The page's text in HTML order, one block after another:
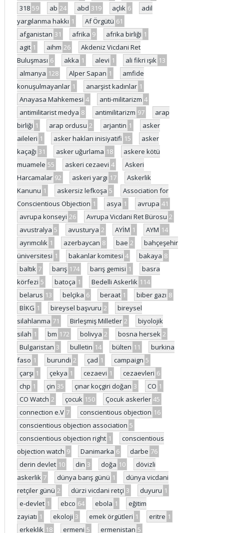
318 59 ab 24 abd 319 açlık 6
adil
yargılanma hakkı 1 Af Örgütü 61
afganistan 31 afrika 9 afrika birliği 1
agit 1 aihm 26
Akdeniz Vicdani Ret
Buluşması 6 akka 1 alevi 1 ali fikri ışık 13
almanya 128 Alper Sapan 1
amfide
konuşulmayanlar 1 anarşist kadınlar 1
Anayasa Mahkemesi 4 anti-militarizm 4
antimilitarist medya 8 antimilitarizm 97
arap
birliği 1 arap ordusu 2 arjantin 1
asker
aileleri 1 asker hakları inisiyatifi 15
asker
kaçağı 31 asker uğurlama 18
askere kötü
muamele 55 askeri cezaevi 4
Askeri
Harcamalar 92 askeri yargı 17
Askerlik
Kanunu 1 askersiz lefkoşa 5
Association for
Conscientious Objection 1 asya 1 avrupa 41
avrupa konseyi 26 Avrupa Vicdani Ret Bürosu 2
avustralya 5 avusturya 2 AYİM 1 AYM 14
ayrımcılık 1 azerbaycan 8 bae 2
bahçeşehir
üniversitesi 1 bakanlar komitesi 4 bakaya 8
baltık 7 barış 174 barış gemisi 1
basra
körfezi 5 batoça 1 Bedelli Askerlik 114
belarus 13 belçika 6 beraat 1 biber gazı 8
BİKG 1 bireysel başvuru 2
bireysel
silahlanma 71 Birleşmiş Milletler 2
biyolojik
silah 1 bm 172 bolivya 2 bosna hersek 2
Bulgaristan 3 bulletin 14 bülten 11
burkina
faso 1 burundi 2 çad 1 campaign 5
çarşı 1 çekya 1 cezaevi 1 cezaevleri 6
chp 1 çin 35 çınar koçgiri doğan 3 CO 1
CO Watch 2 çocuk 150 Çocuk askerler 45
connection e.V 7 conscientious objection 16
conscientious objection association 5
conscientious objection right 1
conscientious
objection watch 9 Danimarka 6 darbe 76
derin devlet 10 din 3 doğa 10
dövizli
askerlik 7 dünya barış günü 1
dünya vicdani
retçiler günü 2 dürzi vicdani retçi 3 duyuru 1
e-devlet 1 ebco 64 ebola 1
eğitim
zayiatı 1 ekoloji 3 emek örgütleri 1 eritre 1
erkeklik 18 ermeni 5 ermenistan 5